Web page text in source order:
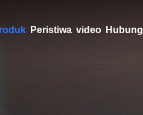
Peristiwa video